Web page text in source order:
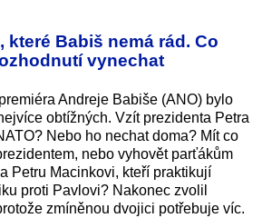
které Babiš nemá rád. Co
vynechat
Andreje Babiše (ANO) bylo
obtížných. Vzít prezidenta Petra
Nebo ho nechat doma? Mít co
nebo vyhovět parťákům
Petru Macinkovi, kteří praktikují
proti Pavlovi? Nakonec zvolil
zmíněnou dvojici potřebuje víc.